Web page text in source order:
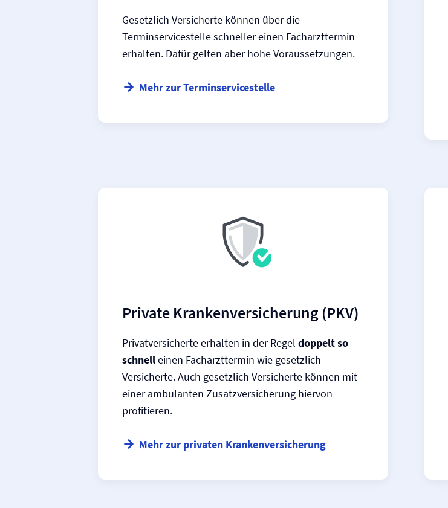
Gesetzlich Versicherte können über die
Terminservicestelle schneller einen Facharzttermin
erhalten. Dafür gelten aber hohe Voraussetzungen.
Mehr zur Terminservicestelle
Private Kranken­versicherung (PKV)
Privatversicherte erhalten in der Regel doppelt so
schnelleinen Facharzttermin wie gesetzlich
Versicherte. Auch gesetzlich Versicherte können mit
einer ambulanten Zusatz­versicherung hiervon
profitieren.
Mehr zur privaten Kranken­versicherung